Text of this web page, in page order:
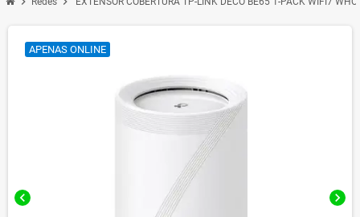
chevron_left chevron_right
APENAS ONLINE